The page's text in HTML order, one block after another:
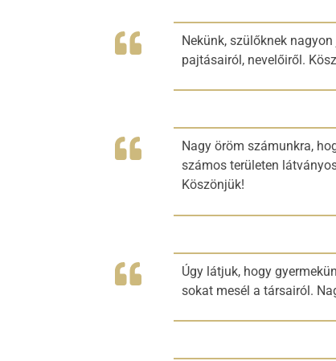
Nekünk, szülőknek
pajtásairól, nevelőiről.
Nagy öröm számunkra,
számos területen
Köszönjük!
Úgy látjuk, hogy
sokat mesél a társairól.